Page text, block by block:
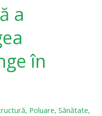
a
în
, Poluare,Sănătate,